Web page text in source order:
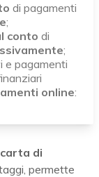
di pagamenti
;
conto di
;
e pagamenti
online:
di
permette